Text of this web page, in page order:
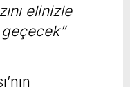
elinizle
geçecek”